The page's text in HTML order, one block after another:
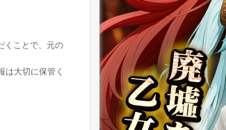
くことで、元の
は大切に保管く